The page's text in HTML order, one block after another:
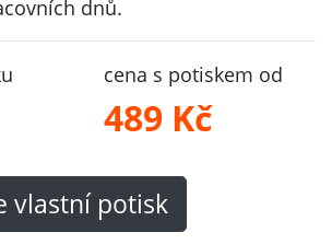
dnů.
cena s potiskem od
489 Kč
vlastní potisk